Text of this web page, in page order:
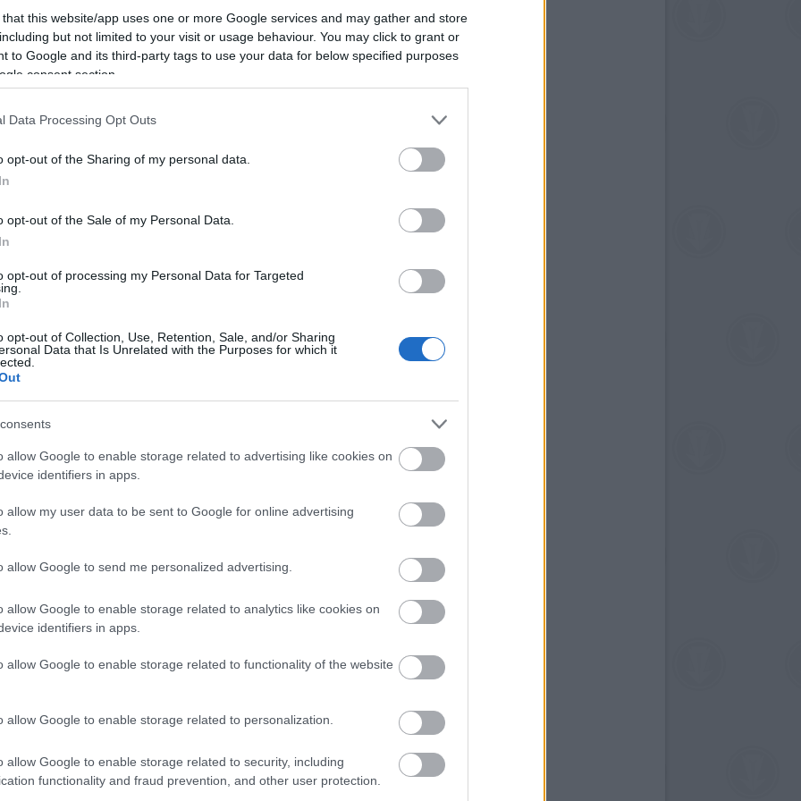
that this website/app uses one or more Google services and may gather and store
but not limited to your visit or usage behaviour. You may click to grant or
to Google and its third-party tags to use your data for below specified purposes
consent section.
Data Processing Opt Outs
opt-out of the Sharing of my personal data.
opt-out of the Sale of my Personal Data.
opt-out of processing my Personal Data for Targeted
opt-out of Collection, Use, Retention, Sale, and/or Sharing
Data that Is Unrelated with the Purposes for which it
allow Google to enable storage related to advertising like cookies on
identifiers in apps.
allow my user data to be sent to Google for online advertising
allow Google to send me personalized advertising.
allow Google to enable storage related to analytics like cookies on
identifiers in apps.
allow Google to enable storage related to functionality of the website
allow Google to enable storage related to personalization.
allow Google to enable storage related to security, including
functionality and fraud prevention, and other user protection.
sor, amikor nem tudott felállni őt köszöntő
panaszkodott, amihez később
Caesar Angliát, Galliát (mai Franciaország),
meg. Átkelt az olaszországi Rubicon-folyón,
dictatori cím megszerzéséhez vezetett. Kr. e.
ebből lett később Római Birodalom.
életű, attól félve, hogy túl sok hatalom
meggyilkolta a szenátusi épületben.
gosouthonline.co.za
való genetikai hajlam lehetősége Caesarnál.
mind Caesar apja, mind egy másik elődje
Galassi úgy véli, ezeket az eseteket meg lehet
de sokkal logikusabb és kevésbé komplikált
kórral vagy halálos infarktussal
hogy Caesar fiatalkorában